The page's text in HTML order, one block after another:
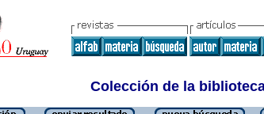
Colección de la